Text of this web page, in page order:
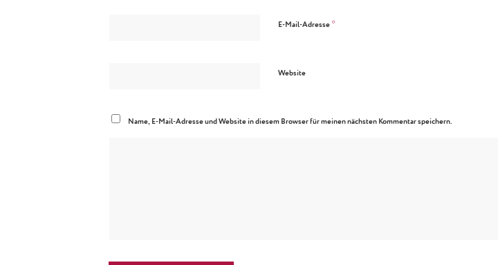
E-Mail-Adresse *
Website
Name, E-Mail-Adresse und Website in diesem Browser für meinen nächsten Kommentar speichern.